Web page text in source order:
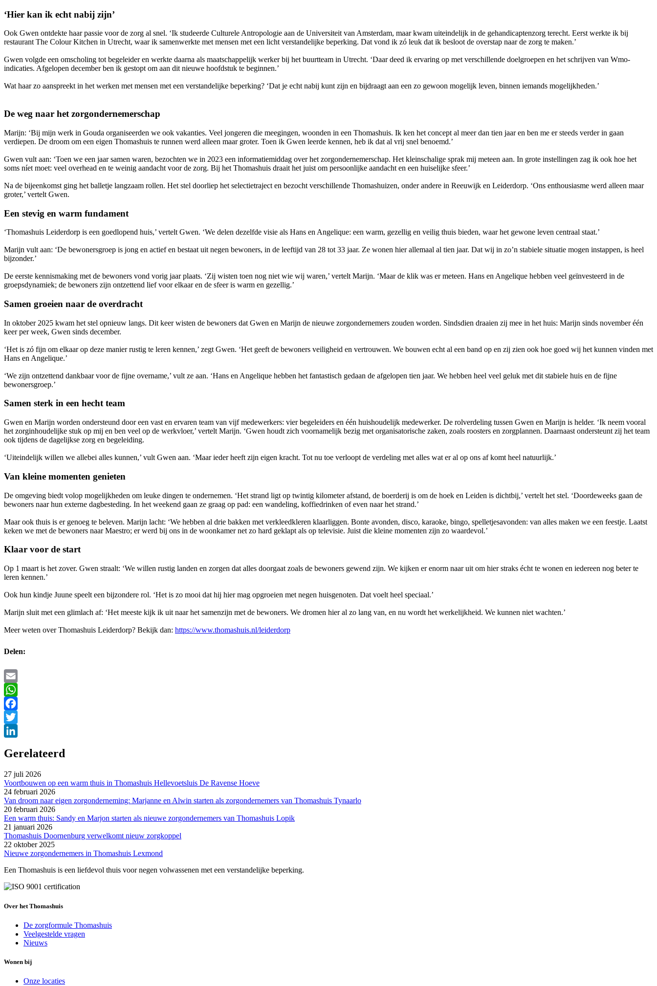
‘Hier kan ik echt nabij zijn’
Ook Gwen ontdekte haar passie voor de zorg al snel. ‘Ik studeerde Culturele Antropologie aan de Universiteit van Amsterdam, maar kwam uiteindelijk in de gehandicaptenzorg terecht. Eerst werkte ik bij
restaurant The Colour Kitchen in Utrecht, waar ik samenwerkte met mensen met een licht verstandelijke beperking. Dat vond ik zó leuk dat ik besloot de overstap naar de zorg te maken.’
Gwen volgde een omscholing tot begeleider en werkte daarna als maatschappelijk werker bij het buurtteam in Utrecht. ‘Daar deed ik ervaring op met verschillende doelgroepen en het schrijven van Wmo-
indicaties. Afgelopen december ben ik gestopt om aan dit nieuwe hoofdstuk te beginnen.’
Wat haar zo aanspreekt in het werken met mensen met een verstandelijke beperking? ‘Dat je echt nabij kunt zijn en bijdraagt aan een zo gewoon mogelijk leven, binnen iemands mogelijkheden.’
De weg naar het zorgondernemerschap
Marijn: ‘Bij mijn werk in Gouda organiseerden we ook vakanties. Veel jongeren die meegingen, woonden in een Thomashuis. Ik ken het concept al meer dan tien jaar en ben me er steeds verder in gaan
verdiepen. De droom om een eigen Thomashuis te runnen werd alleen maar groter. Toen ik Gwen leerde kennen, heb ik dat al vrij snel benoemd.’
Gwen vult aan: ‘Toen we een jaar samen waren, bezochten we in 2023 een informatiemiddag over het zorgondernemerschap. Het kleinschalige sprak mij meteen aan. In grote instellingen zag ik ook hoe het
soms níet moet: veel overhead en te weinig aandacht voor de zorg. Bij het Thomashuis draait het juist om persoonlijke aandacht en een huiselijke sfeer.’
Na de bijeenkomst ging het balletje langzaam rollen. Het stel doorliep het selectietraject en bezocht verschillende Thomashuizen, onder andere in Reeuwijk en Leiderdorp. ‘Ons enthousiasme werd alleen maar
groter,’ vertelt Gwen.
Een stevig en warm fundament
‘Thomashuis Leiderdorp is een goedlopend huis,’ vertelt Gwen. ‘We delen dezelfde visie als Hans en Angelique: een warm, gezellig en veilig thuis bieden, waar het gewone leven centraal staat.’
Marijn vult aan: ‘De bewonersgroep is jong en actief en bestaat uit negen bewoners, in de leeftijd van 28 tot 33 jaar. Ze wonen hier allemaal al tien jaar. Dat wij in zo’n stabiele situatie mogen instappen, is heel
bijzonder.’
De eerste kennismaking met de bewoners vond vorig jaar plaats. ‘Zij wisten toen nog niet wie wij waren,’ vertelt Marijn. ‘Maar de klik was er meteen. Hans en Angelique hebben veel geïnvesteerd in de
groepsdynamiek; de bewoners zijn ontzettend lief voor elkaar en de sfeer is warm en gezellig.’
Samen groeien naar de overdracht
In oktober 2025 kwam het stel opnieuw langs. Dit keer wisten de bewoners dat Gwen en Marijn de nieuwe zorgondernemers zouden worden. Sindsdien draaien zij mee in het huis: Marijn sinds november één
keer per week, Gwen sinds december.
‘Het is zó fijn om elkaar op deze manier rustig te leren kennen,’ zegt Gwen. ‘Het geeft de bewoners veiligheid en vertrouwen. We bouwen echt al een band op en zij zien ook hoe goed wij het kunnen vinden met
Hans en Angelique.’
‘We zijn ontzettend dankbaar voor de fijne overname,’ vult ze aan. ‘Hans en Angelique hebben het fantastisch gedaan de afgelopen tien jaar. We hebben heel veel geluk met dit stabiele huis en de fijne
bewonersgroep.’
Samen sterk in een hecht team
Gwen en Marijn worden ondersteund door een vast en ervaren team van vijf medewerkers: vier begeleiders en één huishoudelijk medewerker. De rolverdeling tussen Gwen en Marijn is helder. ‘Ik neem vooral
het zorginhoudelijke stuk op mij en ben veel op de werkvloer,’ vertelt Marijn. ‘Gwen houdt zich voornamelijk bezig met organisatorische zaken, zoals roosters en zorgplannen. Daarnaast ondersteunt zij het team
ook tijdens de dagelijkse zorg en begeleiding.
‘Uiteindelijk willen we allebei alles kunnen,’ vult Gwen aan. ‘Maar ieder heeft zijn eigen kracht. Tot nu toe verloopt de verdeling met alles wat er al op ons af komt heel natuurlijk.’
Van kleine momenten genieten
De omgeving biedt volop mogelijkheden om leuke dingen te ondernemen. ‘Het strand ligt op twintig kilometer afstand, de boerderij is om de hoek en Leiden is dichtbij,’ vertelt het stel. ‘Doordeweeks gaan de
bewoners naar hun externe dagbesteding. In het weekend gaan ze graag op pad: een wandeling, koffiedrinken of even naar het strand.’
Maar ook thuis is er genoeg te beleven. Marijn lacht: ‘We hebben al drie bakken met verkleedkleren klaarliggen. Bonte avonden, disco, karaoke, bingo, spelletjesavonden: van alles maken we een feestje. Laatst
keken we met de bewoners naar Maestro; er werd bij ons in de woonkamer net zo hard geklapt als op televisie. Juist die kleine momenten zijn zo waardevol.’
Klaar voor de start
Op 1 maart is het zover. Gwen straalt: ‘We willen rustig landen en zorgen dat alles doorgaat zoals de bewoners gewend zijn. We kijken er enorm naar uit om hier straks écht te wonen en iedereen nog beter te
leren kennen.’
Ook hun kindje Juune speelt een bijzondere rol. ‘Het is zo mooi dat hij hier mag opgroeien met negen huisgenoten. Dat voelt heel speciaal.’
Marijn sluit met een glimlach af: ‘Het meeste kijk ik uit naar het samenzijn met de bewoners. We dromen hier al zo lang van, en nu wordt het werkelijkheid. We kunnen niet wachten.’
Meer weten over Thomashuis Leiderdorp? Bekijk dan: https://www.thomashuis.nl/leiderdorp
Delen:
Email
WhatsApp
Facebook
Twitter
Gerelateerd
27 juli 2026
Voortbouwen op een warm thuis in Thomashuis Hellevoetsluis De Ravense Hoeve
24 februari 2026
Van droom naar eigen zorgonderneming: Marjanne en Alwin starten als zorgondernemers van Thomashuis Tynaarlo
20 februari 2026
Een warm thuis: Sandy en Marjon starten als nieuwe zorgondernemers van Thomashuis Lopik
21 januari 2026
Thomashuis Doornenburg verwelkomt nieuw zorgkoppel
22 oktober 2025
Nieuwe zorgondernemers in Thomashuis Lexmond
Een Thomashuis is een liefdevol thuis voor negen volwassenen met een verstandelijke beperking.
Over het Thomashuis
De zorgformule Thomashuis
Veelgestelde vragen
Nieuws
Wonen bij
Onze locaties